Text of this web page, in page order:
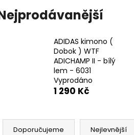
ADIDAS kimono (
Dobok ) WTF
ADICHAMP II - bílý
lem - 6031
Vyprodáno
1 290 Kč
Ř
Doporučujeme Nejlevnější
Doporučujeme